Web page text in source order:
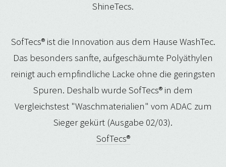
ShineTecs.
SofTecs® ist die Innovation aus dem Hause WashTec.
Das besonders sanfte, aufgeschäumte Polyäthylen
reinigt auch empfindliche Lacke ohne die geringsten
Spuren. Deshalb wurde SofTecs® in dem
Vergleichstest "Waschmaterialien" vom ADAC zum
Sieger gekürt (Ausgabe 02/03).
SofTecs®